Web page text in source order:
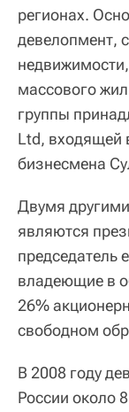
регионах.
девелопмент,
массового
группы
Ltd, входящей
бизнесмена
Двумя
являются
председатель
владеющие в
26%
свободном
В 2008 году
России около